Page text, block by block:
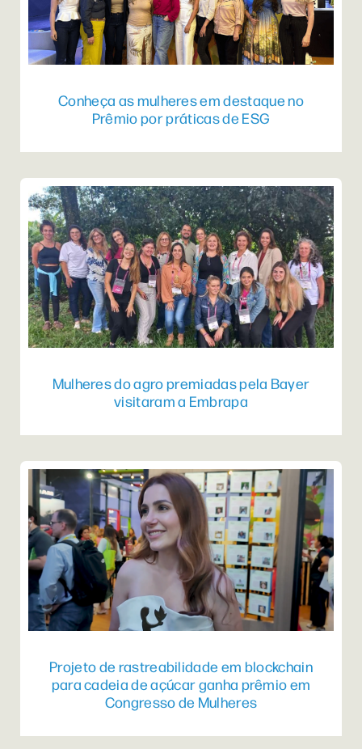
Conheça as mulheres em destaque no
Prêmio por práticas de ESG
Mulheres do agro premiadas pela Bayer
visitaram a Embrapa
Projeto de rastreabilidade em blockchain
para cadeia de açúcar ganha prêmio em
Congresso de Mulheres